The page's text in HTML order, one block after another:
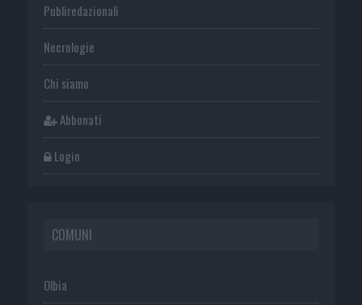
Publiredazionali
Necrologie
Chi siamo
Abbonati
Login
COMUNI
Olbia